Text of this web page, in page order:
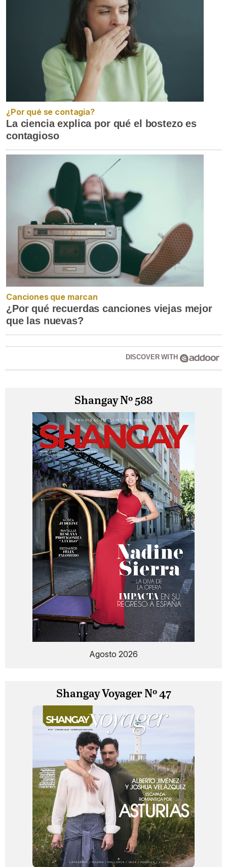
¿Por qué se contagia?
La ciencia explica por qué el bostezo es
contagioso
Canciones que marcan
¿Por qué recuerdas canciones viejas mejor
que las nuevas?
DISCOVER WITH
Shangay Nº 588
Agosto 2026
Shangay Voyager Nº 47